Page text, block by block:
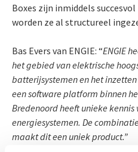
Boxes zijn inmiddels
worden ze al structureel
Bas Evers van ENGIE: “ENGIE
het gebied van elektrische
batterijsystemen en het
een software platform binnen
Bredenoord heeft unieke
energiesystemen. De
maakt dit een uniek product.”